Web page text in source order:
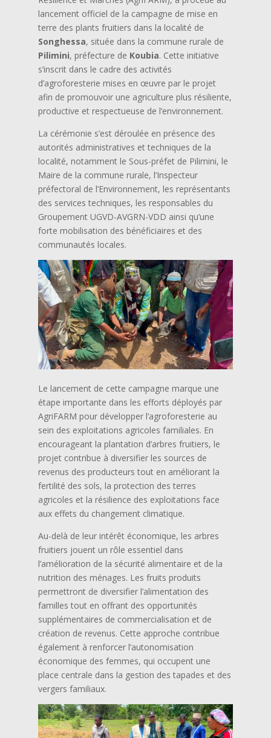
lancement officiel de la campagne de mise en
terre des plants fruitiers dans la localité de
Songhessa, située dans la commune rurale de
Pilimini, préfecture de Koubia. Cette initiative
s’inscrit dans le cadre des activités
d’agroforesterie mises en œuvre par le projet
afin de promouvoir une agriculture plus résiliente,
productive et respectueuse de l’environnement.
La cérémonie s’est déroulée en présence des
autorités administratives et techniques de la
localité, notamment le Sous-préfet de Pilimini, le
Maire de la commune rurale, l’Inspecteur
préfectoral de l’Environnement, les représentants
des services techniques, les responsables du
Groupement UGVD-AVGRN-VDD ainsi qu’une
forte mobilisation des bénéficiaires et des
communautés locales.
Le lancement de cette campagne marque une
étape importante dans les efforts déployés par
AgriFARM pour développer l’agroforesterie au
sein des exploitations agricoles familiales. En
encourageant la plantation d’arbres fruitiers, le
projet contribue à diversifier les sources de
revenus des producteurs tout en améliorant la
fertilité des sols, la protection des terres
agricoles et la résilience des exploitations face
aux effets du changement climatique.
Au-delà de leur intérêt économique, les arbres
fruitiers jouent un rôle essentiel dans
l’amélioration de la sécurité alimentaire et de la
nutrition des ménages. Les fruits produits
permettront de diversifier l’alimentation des
familles tout en offrant des opportunités
supplémentaires de commercialisation et de
création de revenus. Cette approche contribue
également à renforcer l’autonomisation
économique des femmes, qui occupent une
place centrale dans la gestion des tapades et des
vergers familiaux.